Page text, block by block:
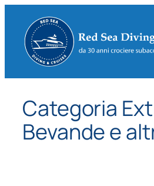
contenuto
Categoria
Bevande e